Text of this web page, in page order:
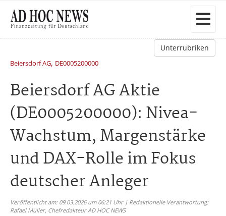
Unterrubriken
Beiersdorf AG, DE0005200000
Beiersdorf AG Aktie
(DE0005200000): Nivea-
Wachstum, Margenstärke
und DAX-Rolle im Fokus
deutscher Anleger
Veröffentlicht am: 09.03.2026 um 06:21 Uhr | Redaktionelle Verantwortung:
Rafael Müller, Chefredakteur AD HOC NEWS